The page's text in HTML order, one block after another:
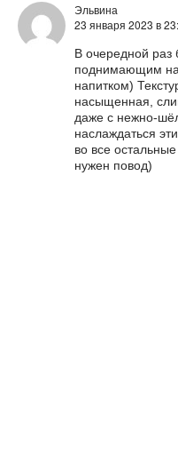
Эльвина
23 января 2023 в
В очередной раз
поднимающим
напитком)
насыщенная,
даже с нежно-
наслаждаться
во все
нужен повод)